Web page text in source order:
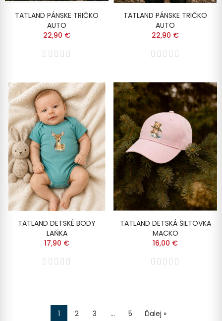
TATLAND PÁNSKE TRIČKO
AUTO
22,90 €
TATLAND PÁNSKE TRIČKO
AUTO
22,90 €
TATLAND DETSKÉ BODY
LAŇKA
17,90 €
TATLAND DETSKÁ ŠILTOVKA
MACKO
16,00 €
1 2 3 … 5 Ďalej »